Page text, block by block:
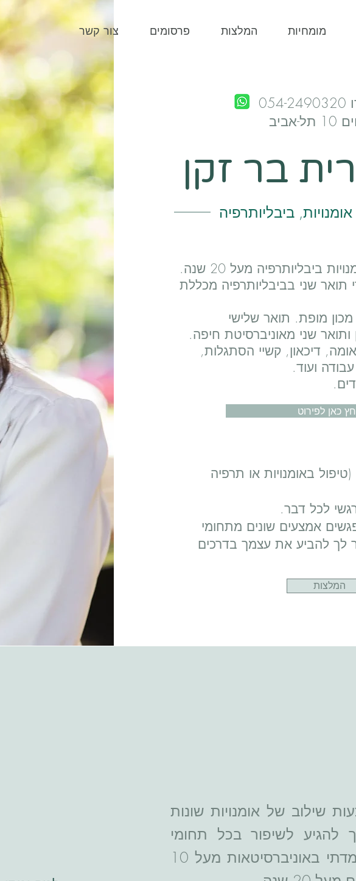
צור קשר פרסומים המלצות מומחיות
בר זקן
ביבליותרפיה
ביבליותרפיה מעל 20 שנה.
שני בביבליותרפיה מכללת
מופת. תואר שלישי
ותואר שני מאוניברסיטת חיפה.
דיכאון, קשיי הסתגלות,
ועוד.
כאן לפירוט
באומנויות או תרפיה
לכל דבר.
אמצעים שונים מתחומי
לך להביע את עצמך בדרכים
המלצות
שילוב של אומנויות שונות
להגיע לשיפור בכל תחומי
החיים. לשם כך למדתי באוניברסיטאות מעל 10